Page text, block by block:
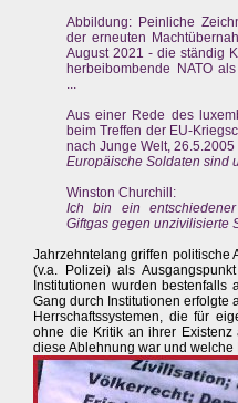
Abbildung: Peinliche
der erneuten
August 2021 - die ständig
herbeibombende NATO
...
Aus einer Rede des
beim Treffen der EU-
nach Junge Welt, 26.5.2005
Europäische Soldaten sind
Winston Churchill:
Ich bin ein
Giftgas gegen unzivilisierte
Jahrzehntelang griffen politische
(v.a. Polizei) als
Institutionen wurden bestenfalls
Gang durch Institutionen erfolgte
Herrschaftssystemen, die für
ohne die Kritik an ihrer Existenz
diese Ablehnung war und